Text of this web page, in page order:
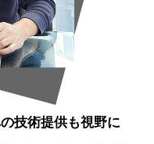
技術提供も視野に